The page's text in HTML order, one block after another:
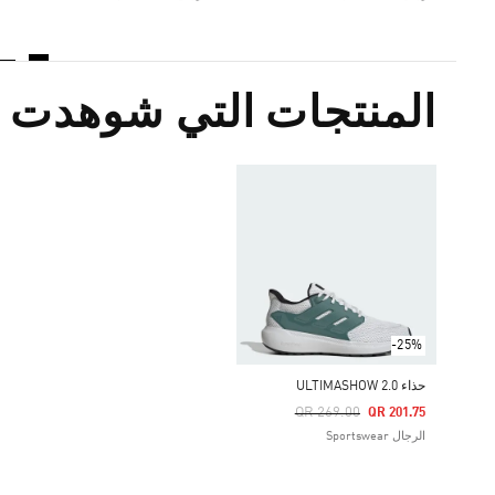
المنتجات التي شوهدت
-25%
حذاء ULTIMASHOW 2.0
Price Reduced From
QR 269.00
To QR 201.75
الرجال Sportswear